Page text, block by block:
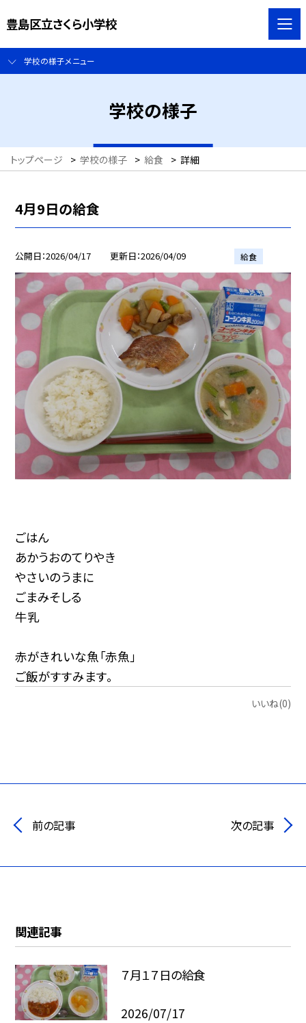
豊島区立さくら小学校
学校の様子メニュー
学校の様子
トップページ > 学校の様子 > 給食 > 詳細
4月9日の給食
公開日 2026/04/17 更新日 2026/04/09 給食
ごはん
あかうおのてりやき
やさいのうまに
ごまみそしる
牛乳
赤がきれいな魚「赤魚」
ご飯がすすみます。
いいね(0)
前の記事 次の記事
関連記事
７月１７日の給食
2026/07/17